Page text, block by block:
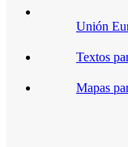
Unión
Textos
Mapas